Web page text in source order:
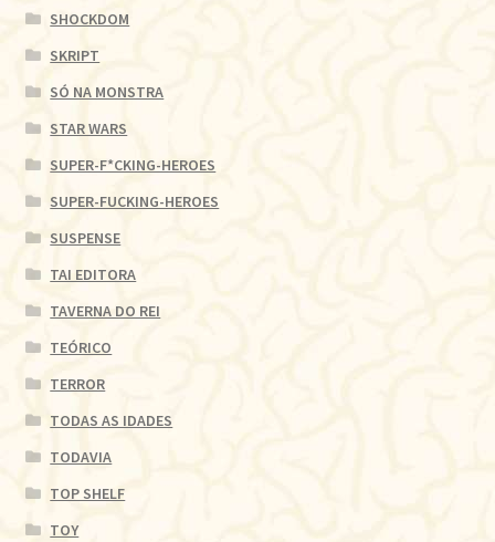
SHOCKDOM
SKRIPT
SÓ NA MONSTRA
STAR WARS
SUPER-F*CKING-HEROES
SUPER-FUCKING-HEROES
SUSPENSE
TAI EDITORA
TAVERNA DO REI
TEÓRICO
TERROR
TODAS AS IDADES
TODAVIA
TOP SHELF
TOY